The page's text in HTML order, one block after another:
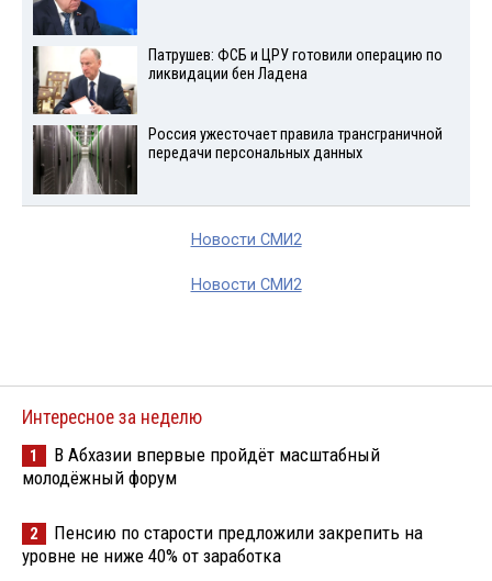
Патрушев: ФСБ и ЦРУ готовили операцию по
ликвидации бен Ладена
Россия ужесточает правила трансграничной
передачи персональных данных
Новости СМИ2
Новости СМИ2
Интересное за неделю
1
В Абхазии впервые пройдёт масштабный
молодёжный форум
2
Пенсию по старости предложили закрепить на
уровне не ниже 40% от заработка